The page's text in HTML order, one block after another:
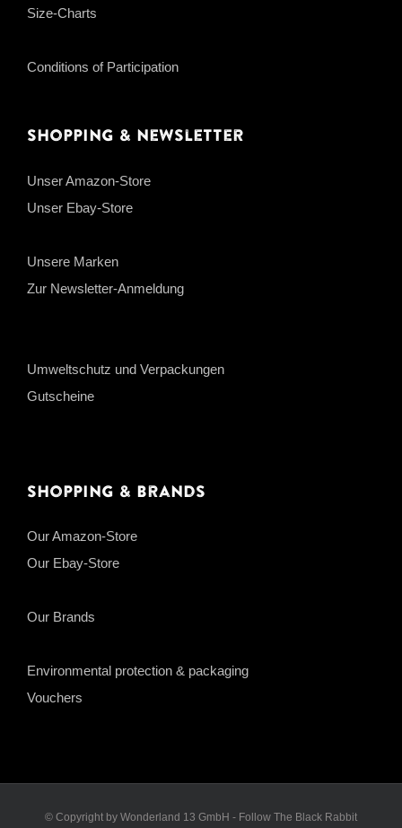
Size-Charts
Conditions of Participation
Shopping & Newsletter
Unser Amazon-Store
Unser Ebay-Store
Unsere Marken
Zur Newsletter-Anmeldung
Umweltschutz und Verpackungen
Gutscheine
Shopping & Brands
Our Amazon-Store
Our Ebay-Store
Our Brands
Environmental protection & packaging
Vouchers
© Copyright by Wonderland 13 GmbH - Follow The Black Rabbit